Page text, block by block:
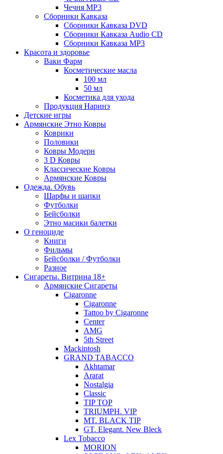
Чечня MP3
Сборники Кавказа
Сборники Кавказа DVD
Сборники Кавказа Audio CD
Сборники Кавказа MP3
Красота и здоровье
Ваки Фарм
Косметические масла
100 мл
50 мл
Косметика для ухода
Продукция Наринэ
Детские игры
Армянские Этно Ковры
Коврики
Половики
Ковры Модерн
3 D Ковры
Классические Ковры
Армянские Ковры
Одежда. Обувь
Шарфы и шапки
Футболки
Бейсболки
Этно масики балетки
О геноциде
Книги
Фильмы
Бейсболки / Футболки
Разное
Сигареты. Витрина 18+
Армянские Сигареты
Cigaronne
Cigaronne
Tattoo by Cigaronne
Center
AMG
5th Street
Mackintosh
GRAND TABACCO
Akhtamar
Ararat
Nostalgia
Classic
TIP TOP
TRIUMPH. VIP
MT. BLACK TIP
GT. Elegant. New Bleck
Lex Tobacco
MORION